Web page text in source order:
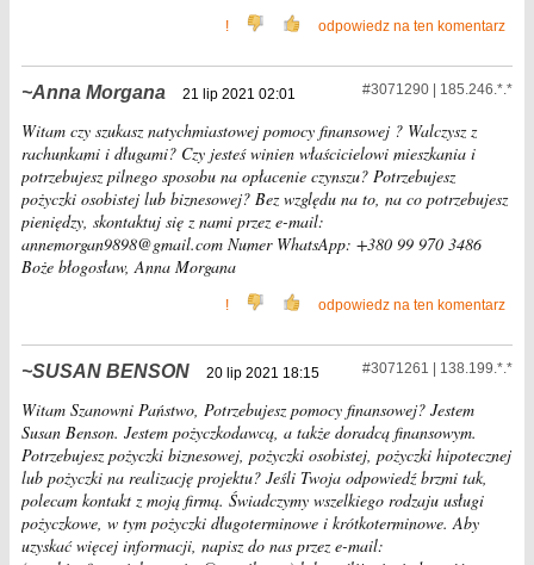
! odpowiedz na ten komentarz
Anna Morgana #3071290 | 185.246.*.*
21 lip 2021 02:01
Witam czy szukasz natychmiastowej pomocy finansowej ? Walczysz z
rachunkami i długami? Czy jesteś winien właścicielowi mieszkania i
potrzebujesz pilnego sposobu na opłacenie czynszu? Potrzebujesz
pożyczki osobistej lub biznesowej? Bez względu na to, na co potrzebujesz
pieniędzy, skontaktuj się z nami przez e-mail:
annemorgan9898@gmail.com Numer WhatsApp: +380 99 970 3486
Boże błogosław, Anna Morgana
! odpowiedz na ten komentarz
SUSAN BENSON #3071261 | 138.199.*.*
20 lip 2021 18:15
Witam Szanowni Państwo, Potrzebujesz pomocy finansowej? Jestem
Susan Benson. Jestem pożyczkodawcą, a także doradcą finansowym.
Potrzebujesz pożyczki biznesowej, pożyczki osobistej, pożyczki hipotecznej
lub pożyczki na realizację projektu? Jeśli Twoja odpowiedź brzmi tak,
polecam kontakt z moją firmą. Świadczymy wszelkiego rodzaju usługi
pożyczkowe, w tym pożyczki długoterminowe i krótkoterminowe. Aby
uzyskać więcej informacji, napisz do nas przez e-mail: